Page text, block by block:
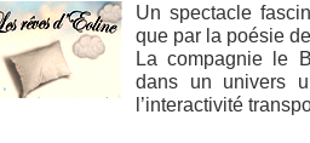
Un spectacle
que par la poésie
La compagnie le
dans un univers
l’interactivité